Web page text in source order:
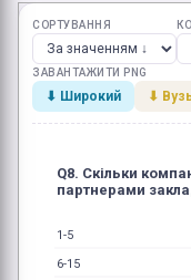
СОРТУВАННЯ
ЗАВАНТАЖИТИ PNG
⬇ Широкий ⬇
1-5
6-15
Q8. Скільки
партнерами